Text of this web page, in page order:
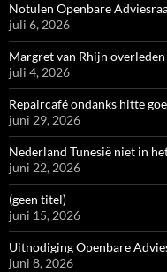
Notulen Openbare
juli 6, 2026
Margret van Rhijn overleden
juli 4, 2026
Repaircafé ondanks hitte
juni 29, 2026
Nederland Tunesië niet in
juni 22, 2026
(geen titel)
juni 15, 2026
Uitnodiging Openbare
juni 8, 2026